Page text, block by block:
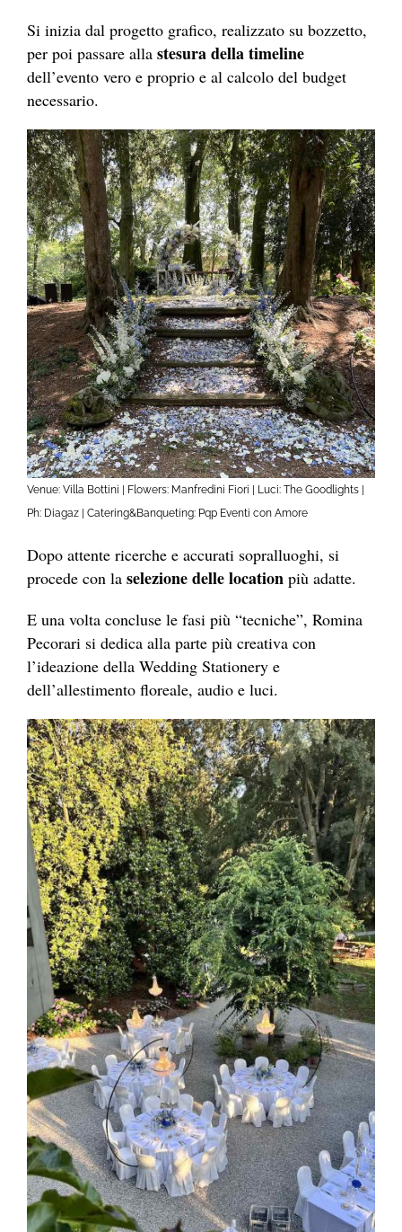
Si inizia dal progetto grafico, realizzato su bozzetto,
per poi passare alla stesura della timeline
dell’evento vero e proprio e al calcolo del budget
necessario.
Venue: Villa Bottini | Flowers: Manfredini Fiori | Luci: The Goodlights |
Ph: Diagaz | Catering&Banqueting: Pqp Eventi con Amore
Dopo attente ricerche e accurati sopralluoghi, si
procede con la selezione delle location più adatte.
E una volta concluse le fasi più “tecniche”, Romina
Pecorari si dedica alla parte più creativa con
l’ideazione della Wedding Stationery e
dell’allestimento floreale, audio e luci.